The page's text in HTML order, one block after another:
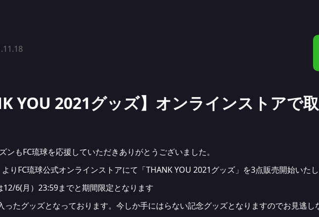
YOU 2021グッズ】オンラインストアで
ンもFC琉球を応援していただきありがとうございました。
りFC琉球公式オンラインストアにて「THANK YOU 2021グッズ」を3点販売開始いたし
6(月）23:59までと期間限定となります
ったグッズとなっております。 今しか手にはらない記念グッズとなりますのでお見逃し